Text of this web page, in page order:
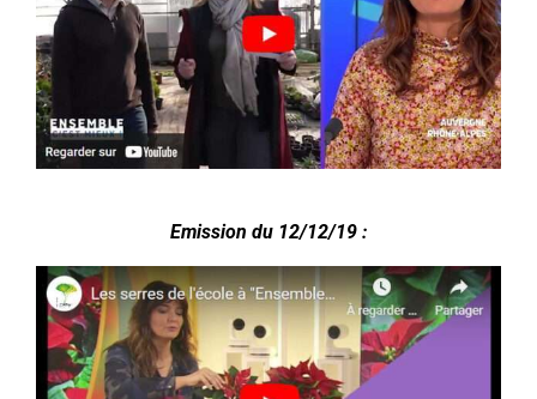
Emission du 12/12/19 :